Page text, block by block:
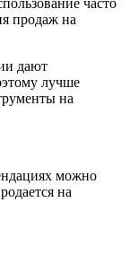
продаж на
дают
лучше
на
можно
на